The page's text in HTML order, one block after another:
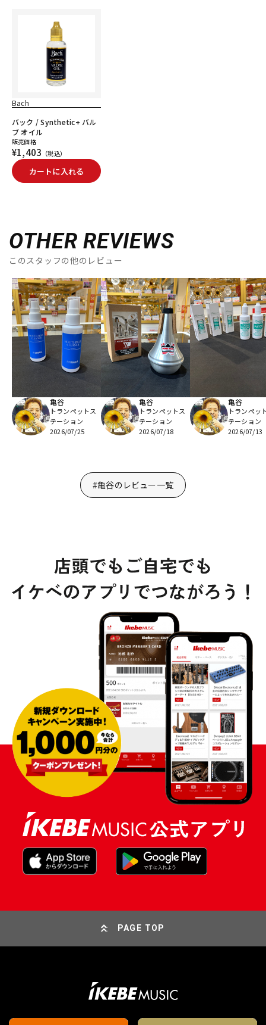
Bach
バック / Synthetic+ バル
ブ オイル
販売価格
¥1,403 （税込）
カートに入れる
OTHER REVIEWS
このスタッフの他のレビュー
亀谷
トランペットス
テーション
2026/07/25
亀谷
トランペットス
テーション
2026/07/18
亀谷
トランペッ
テーション
2026/07/13
#亀谷のレビュー一覧
PAGE TOP